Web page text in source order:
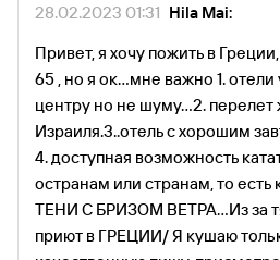
28.02.2023 01:31 Hila Mai:
Привет, я хочу пожить в
65 , но я ок...мне важно 1.
центру но не шуму...2.
Израиля.3..отель с хорошим
4. доступная возможность
остранам или странам, то
ТЕНИ С БРИЗОМ ВЕТРА...Из за
приют в ГРЕЦИИ/ Я кушаю